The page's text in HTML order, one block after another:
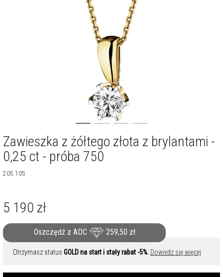
Zawieszka z żółtego złota z brylantami -
0,25 ct - próba 750
205.105
5 190 zł
Oszczędź z ADC 259,50 zł
Otrzymasz status GOLD na start i stały rabat -5%. Dowiedz się więcej